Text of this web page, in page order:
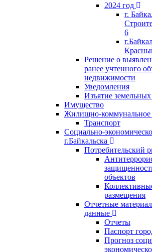
2024 год
г.
6
Решение о
ранее учтенного
недвижимости
Уведомления
Изъятие земельных
Имущество
Жилищно-коммунальное
Транспорт
Социально-
г.Байкальска
Потребительский
объектов
размещения
Отчетные
данные
Отчеты
Паспорт
Прогноз